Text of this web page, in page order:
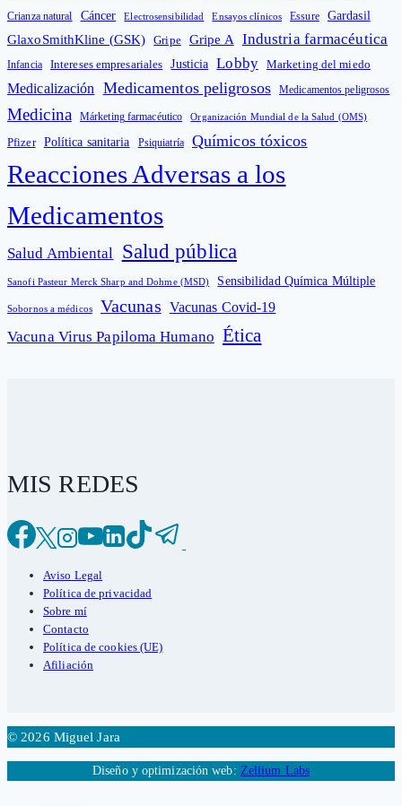
Crianza natural Cáncer Electrosensibilidad Ensayos clínicos Essure Gardasil
GlaxoSmithKline (GSK) Gripe Gripe A Industria farmacéutica
Infancia Intereses empresariales Justicia Lobby Marketing del miedo
Medicalización Medicamentos peligrosos Medicamentos peligrosos
Medicina Márketing farmacéutico Organización Mundial de la Salud (OMS)
Pfizer Política sanitaria Psiquiatría Químicos tóxicos
Reacciones Adversas a los
Medicamentos
Salud Ambiental Salud pública
Sanofi Pasteur Merck Sharp and Dohme (MSD) Sensibilidad Química Múltiple
Sobornos a médicos Vacunas Vacunas Covid-19
Vacuna Virus Papiloma Humano Ética
MIS REDES
Aviso Legal
Política de privacidad
Sobre mí
Contacto
Política de cookies (UE)
Afiliación
© 2026 Miguel Jara
Diseño y optimización web: Zellium Labs